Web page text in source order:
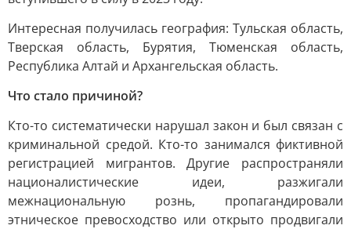
Интересная получилась география: Тульская область,
Тверская область, Бурятия, Тюменская область,
Республика Алтай и Архангельская область.
Что стало причиной?
Кто-то систематически нарушал закон и был связан с
криминальной средой. Кто-то занимался фиктивной
регистрацией мигрантов. Другие распространяли
националистические идеи, разжигали
межнациональную рознь, пропагандировали
этническое превосходство или открыто продвигали